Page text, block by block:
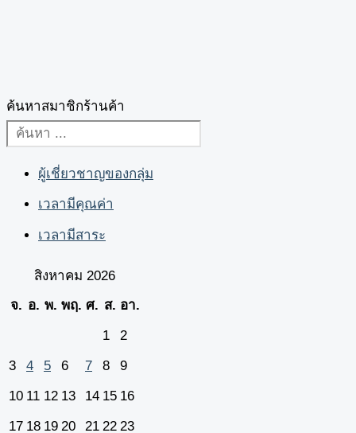
ค้นหาสมาชิกร้านค้า
ผู้เชี่ยวชาญของกลุ่ม
เวลามีคุณค่า
เวลามีสาระ
สิงหาคม 2026
จ. อ. พ. พฤ. ศ. ส. อา.
1
2
3
4 5 6 7 8
9
10 11 12 13 14 15 16
17 18 19 20 21 22 23